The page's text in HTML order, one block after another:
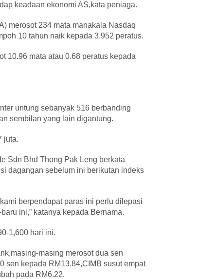
keadaan ekonomi AS,kata peniaga.
merosot 234 mata manakala Nasdaq
10 tahun naik kepada 3.952 peratus.
10.96 mata atau 0.68 peratus kepada
untung sebanyak 516 berbanding
sembilan yang lain digantung.
juta.
Sdn Bhd Thong Pak Leng berkata
dagangan sebelum ini berikutan indeks
berpendapat paras ini perlu dilepasi
ini,” katanya kepada Bernama.
1,600 hari ini.
masing merosot dua sen
sen kepada RM13.84,CIMB susut empat
pada RM6.22.